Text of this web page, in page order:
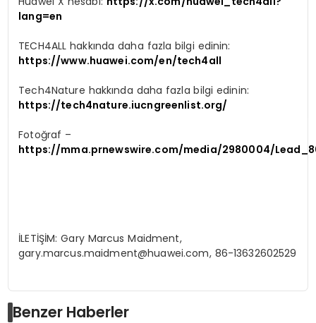
lang=en
TECH4ALL hakkında daha fazla bilgi edinin:
https://www.huawei.com/en/tech4all
Tech4Nature hakkında daha fazla bilgi edinin:
https://tech4nature.iucngreenlist.org/
Fotoğraf –
https://mma.prnewswire.com/media/2980004/
İLETİŞİM: Gary Marcus Maidment,
gary.marcus.maidment@huawei.com, 86-13632602529
Benzer Haberler